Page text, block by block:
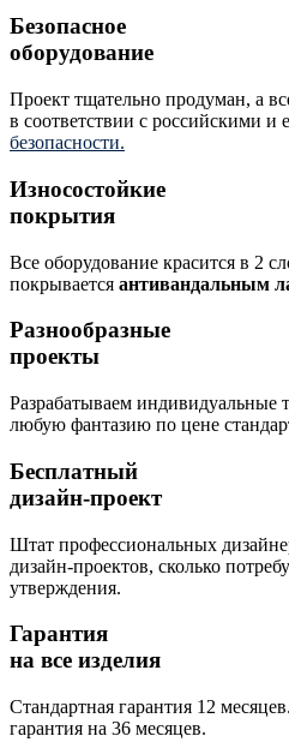
Безопасное
оборудование
Проект тщательно продуман, а
в соответствии с российскими и
безопасности.
Износостойкие
покрытия
Все оборудование красится в 2
покрывается антивандальным
Разнообразные
проекты
Разрабатываем индивидуальные
любую фантазию по цене
Бесплатный
дизайн-проект
Штат профессиональных
дизайн-проектов, сколько
утверждения.
Гарантия
на все изделия
Стандартная гарантия 12
гарантия на 36 месяцев.